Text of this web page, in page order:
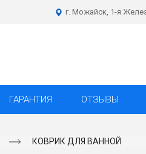
г. Можайск, 1-я
ГАРАНТИЯ ОТЗЫВЫ
КОВРИК ДЛЯ ВАННОЙ